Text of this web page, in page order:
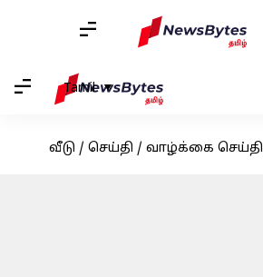
Tamil
வீடு / செய்தி / வாழ்க்கை செய்தி